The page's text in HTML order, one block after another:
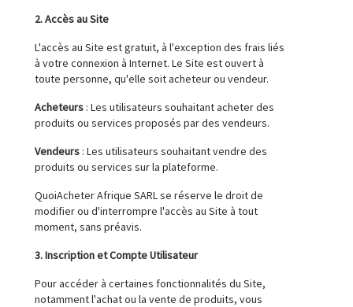
2. Accès au Site
L'accès au Site est gratuit, à l'exception des frais liés
à votre connexion à Internet. Le Site est ouvert à
toute personne, qu'elle soit acheteur ou vendeur.
Acheteurs: Les utilisateurs souhaitant acheter des
produits ou services proposés par des vendeurs.
Vendeurs: Les utilisateurs souhaitant vendre des
produits ou services sur la plateforme.
QuoiAcheter Afrique SARL se réserve le droit de
modifier ou d'interrompre l'accès au Site à tout
moment, sans préavis.
3. Inscription et Compte Utilisateur
Pour accéder à certaines fonctionnalités du Site,
notamment l'achat ou la vente de produits, vous